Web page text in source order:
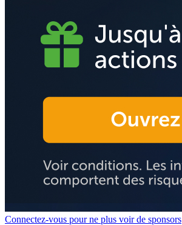
Connectez-vous pour ne plus voir de sponsors